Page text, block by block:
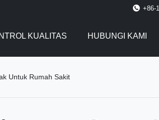
+86-
KUALITAS HUBUNGI KAMI
Untuk Rumah Sakit